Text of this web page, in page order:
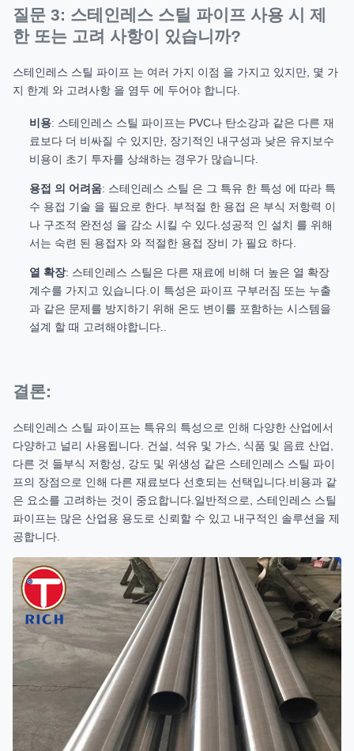
질문 3: 스테인레스 스틸 파이프 사용 시 제
한 또는 고려 사항이 있습니까?
스테인레스 스틸 파이프 는 여러 가지 이점 을 가지고 있지만, 몇 가
지 한계 와 고려사항 을 염두 에 두어야 합니다.
비용: 스테인레스 스틸 파이프는 PVC나 탄소강과 같은 다른 재
료보다 더 비싸질 수 있지만, 장기적인 내구성과 낮은 유지보수
비용이 초기 투자를 상쇄하는 경우가 많습니다.
용접 의 어려움: 스테인레스 스틸 은 그 특유 한 특성 에 따라 특
수 용접 기술 을 필요로 한다. 부적절 한 용접 은 부식 저항력 이
나 구조적 완전성 을 감소 시킬 수 있다.성공적 인 설치 를 위해
서는 숙련 된 용접자 와 적절한 용접 장비 가 필요 하다.
열 확장: 스테인레스 스틸은 다른 재료에 비해 더 높은 열 확장
계수를 가지고 있습니다.이 특성은 파이프 구부러짐 또는 누출
과 같은 문제를 방지하기 위해 온도 변이를 포함하는 시스템을
설계 할 때 고려해야합니다..
결론:
스테인레스 스틸 파이프는 특유의 특성으로 인해 다양한 산업에서
다양하고 널리 사용됩니다. 건설, 석유 및 가스, 식품 및 음료 산업,
다른 것 들부식 저항성, 강도 및 위생성 같은 스테인레스 스틸 파이
프의 장점으로 인해 다른 재료보다 선호되는 선택입니다.비용과 같
은 요소를 고려하는 것이 중요합니다.일반적으로, 스테인레스 스틸
파이프는 많은 산업용 용도로 신뢰할 수 있고 내구적인 솔루션을 제
공합니다.